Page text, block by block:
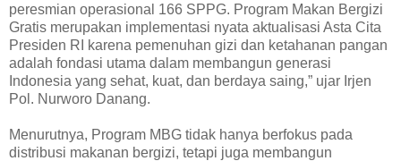
peresmian operasional 166 SPPG. Program Makan Bergizi
Gratis merupakan implementasi nyata aktualisasi Asta Cita
Presiden RI karena pemenuhan gizi dan ketahanan pangan
adalah fondasi utama dalam membangun generasi
Indonesia yang sehat, kuat, dan berdaya saing,” ujar Irjen
Pol. Nurworo Danang.
Menurutnya, Program MBG tidak hanya berfokus pada
distribusi makanan bergizi, tetapi juga membangun